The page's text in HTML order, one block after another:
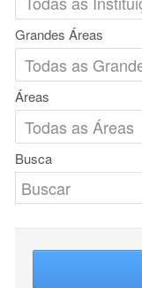
Grandes Áreas
Áreas
Busca